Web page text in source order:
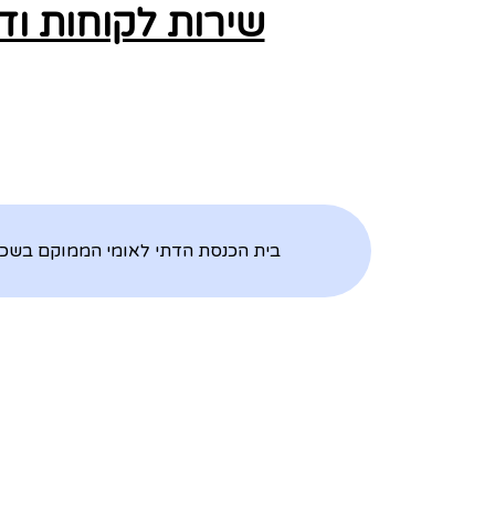
שירות לקוחות
בית הכנסת הדתי לאומי הממוקם בשכונת בהר נוף שבירושלים הוקם